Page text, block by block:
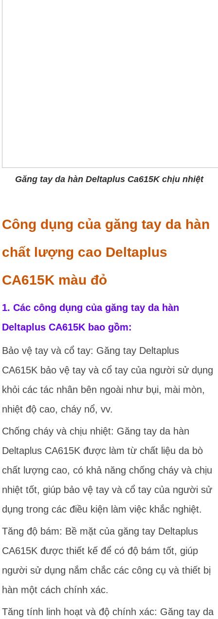
Găng tay da hàn Deltaplus Ca615K chịu nhiệt
Công dụng của găng tay da hàn
chất lượng cao Deltaplus
CA615K màu đỏ
1. Các công dụng của găng tay da hàn
Deltaplus CA615K bao gồm:
Bảo vệ tay và cổ tay: Găng tay Deltaplus
CA615K bảo vệ tay và cổ tay của người sử dụng
khỏi các tác nhân bên ngoài như bụi, mài mòn,
nhiệt độ cao, cháy nổ, vv.
Chống cháy và chịu nhiệt: Găng tay da hàn
Deltaplus CA615K được làm từ chất liệu da bò
chất lượng cao, có khả năng chống cháy và chịu
nhiệt tốt, giúp bảo vệ tay và cổ tay của người sử
dụng trong các điều kiện làm việc khắc nghiệt.
Tăng độ bám: Bề mặt của găng tay Deltaplus
CA615K được thiết kế để có độ bám tốt, giúp
người sử dụng nắm chắc các công cụ và thiết bị
hàn một cách chính xác.
Tăng tính linh hoạt và độ chính xác: Găng tay da